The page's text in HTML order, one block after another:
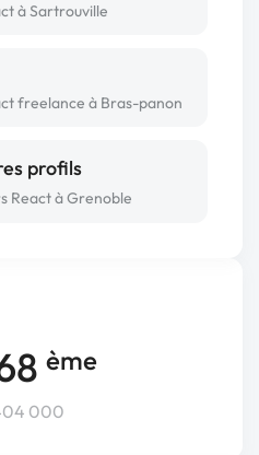
ème
000
à Sartrouville
freelance à Bras-panon
profils
React à Grenoble